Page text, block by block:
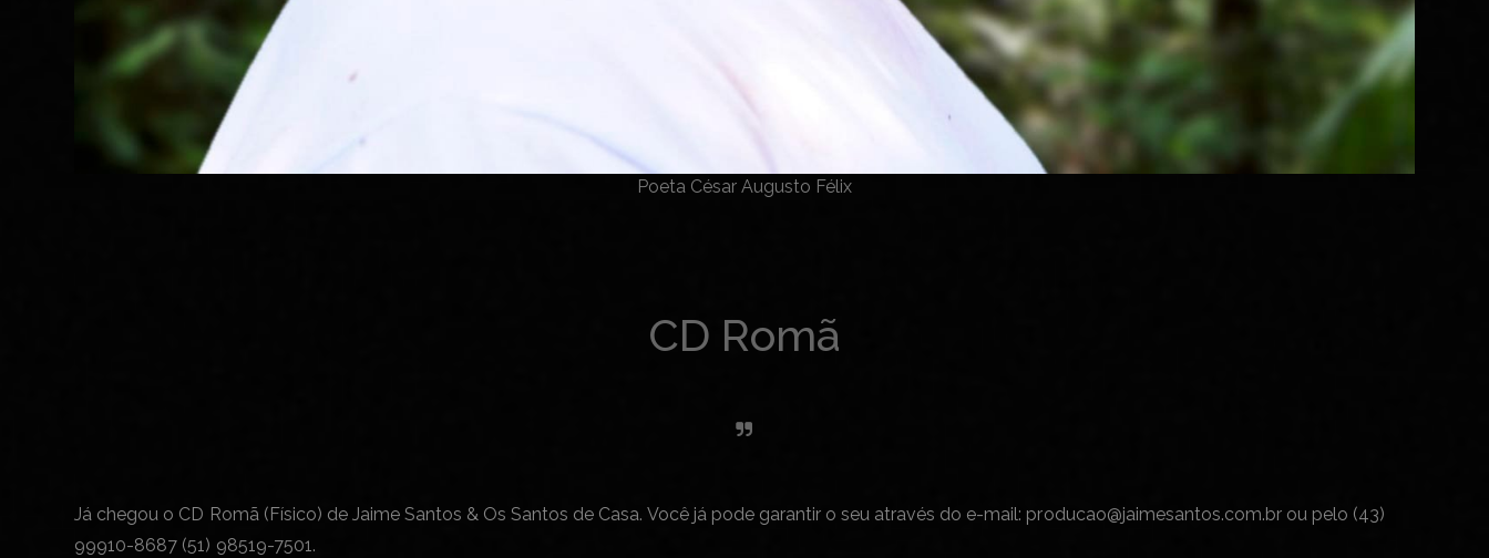
Poeta César Augusto Félix
CD Romã
Já chegou o CD Romã (Físico) de Jaime Santos & Os Santos de Casa. Você já pode garantir o seu através do e-mail: producao@jaimesantos.com.br ou pelo (43)
99910-8687 (51) 98519-7501.